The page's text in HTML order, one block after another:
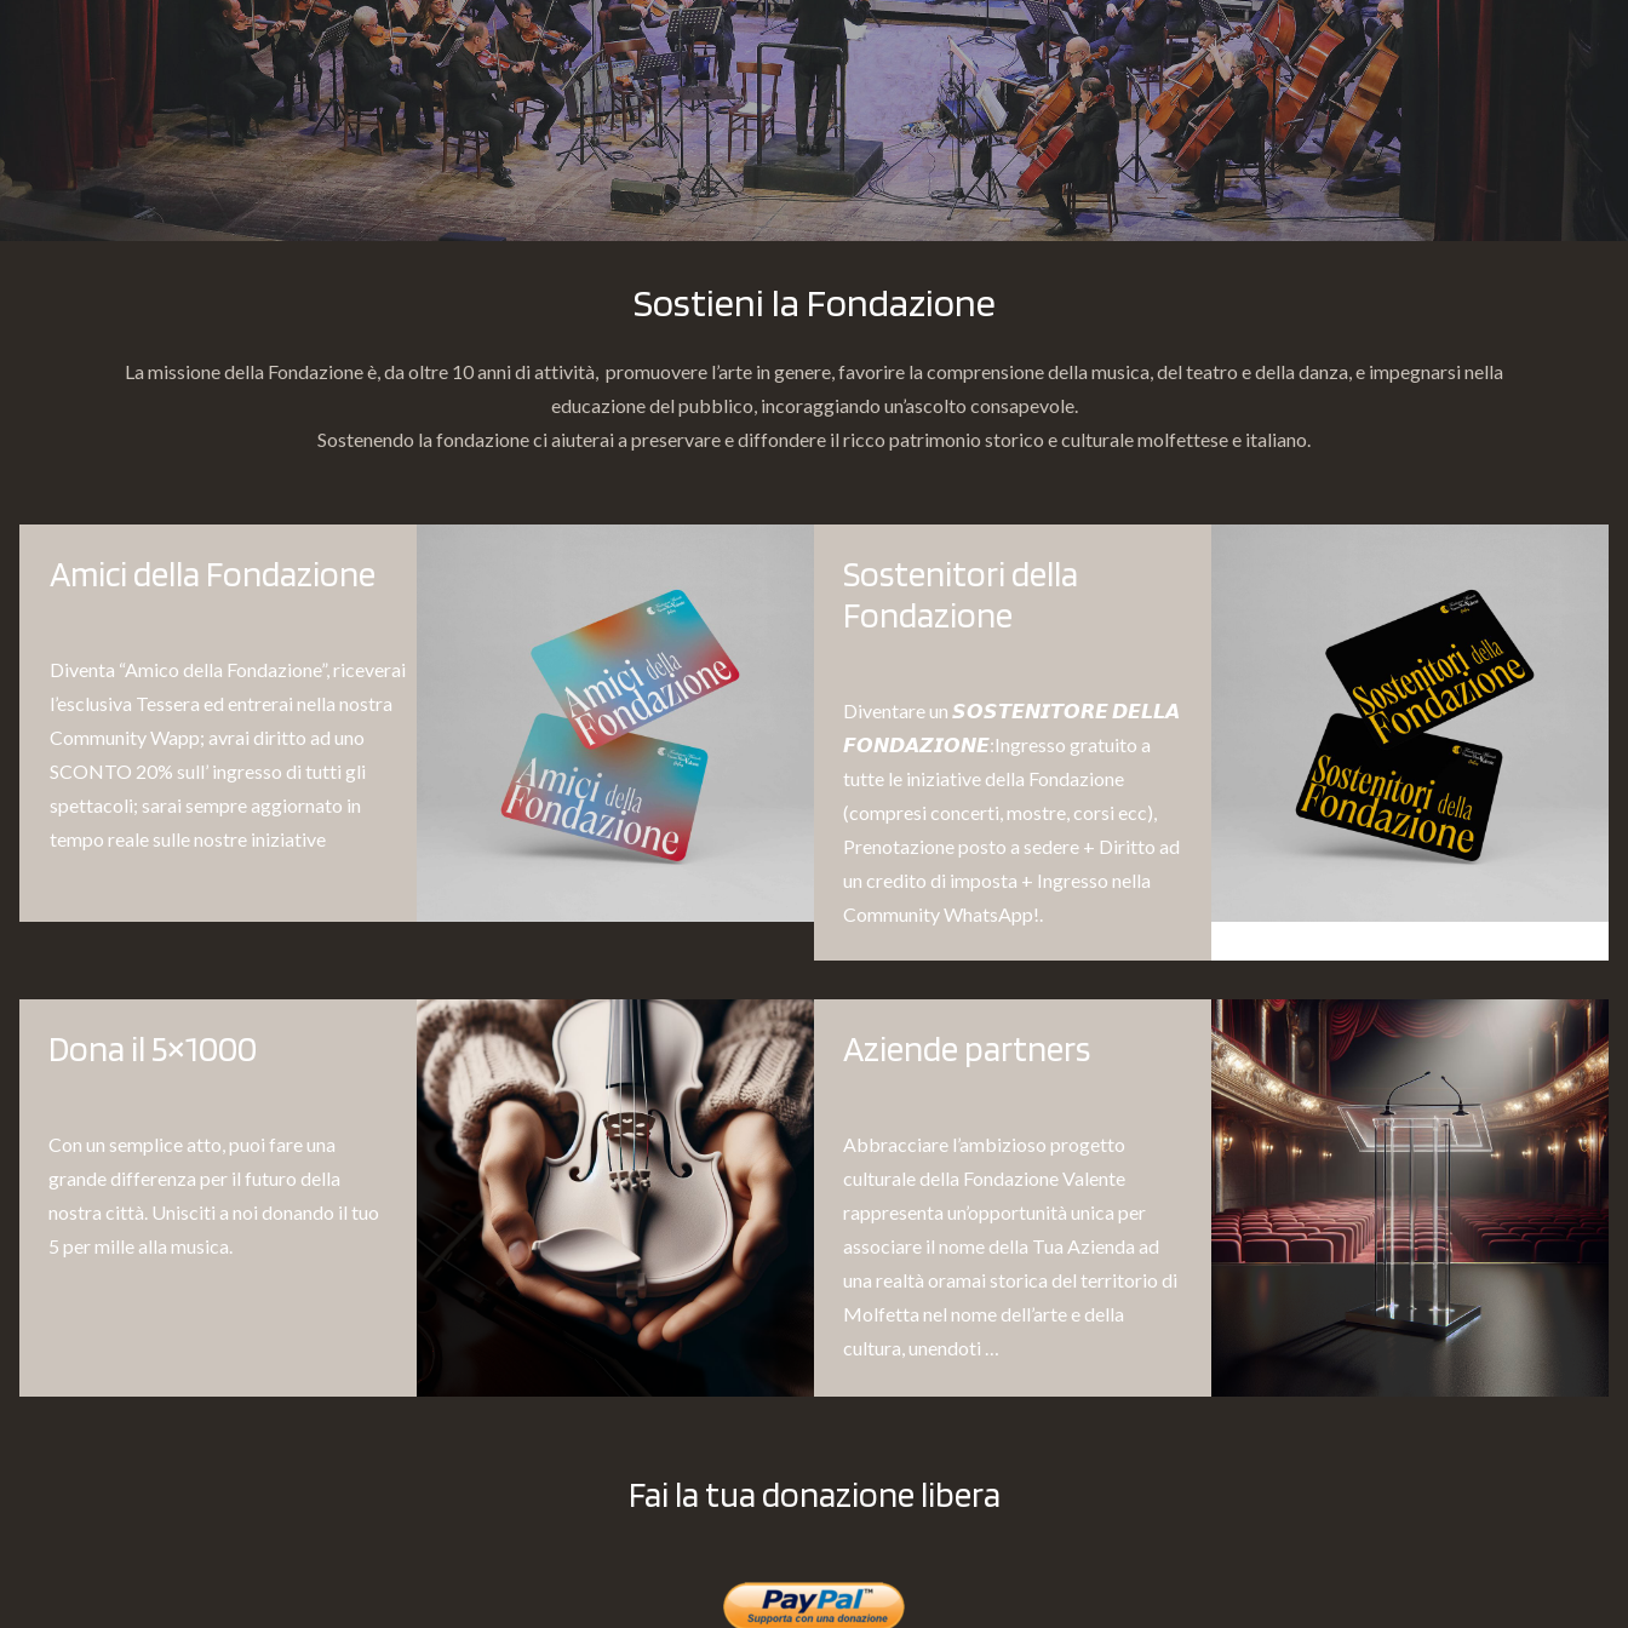
Sostieni la Fondazione
La missione della Fondazione è, da oltre 10 anni di attività, promuovere l’arte in genere, favorire la comprensione della musica, del teatro e della danza, e impegnarsi nella
educazione del pubblico, incoraggiando un’ascolto consapevole.
Sostenendo la fondazione ci aiuterai a preservare e diffondere il ricco patrimonio storico e culturale molfettese e italiano.
Amici della Fondazione
Diventa “Amico della Fondazione”, riceverai
l’esclusiva Tessera ed entrerai nella nostra
Community Wapp; avrai diritto ad uno
SCONTO 20% sull’ ingresso di tutti gli
spettacoli; sarai sempre aggiornato in
tempo reale sulle nostre iniziative
Sostenitori della
Fondazione
⁠Diventare un 𝙎𝙊𝙎𝙏𝙀𝙉𝙄𝙏𝙊𝙍𝙀 𝘿𝙀𝙇𝙇𝘼
𝙁𝙊𝙉𝘿𝘼𝙕𝙄𝙊𝙉𝙀:Ingresso gratuito a
tutte le iniziative della Fondazione
(compresi concerti, mostre, corsi ecc),
Prenotazione posto a sedere + Diritto ad
un credito di imposta + Ingresso nella
Community WhatsApp!.
Dona il 5×1000
Con un semplice atto, puoi fare una
grande differenza per il futuro della
nostra città. Unisciti a noi donando il tuo
5 per mille alla musica.
Aziende partners
Abbracciare l’ambizioso progetto
culturale della Fondazione Valente
rappresenta un’opportunità unica per
associare il nome della Tua Azienda ad
una realtà oramai storica del territorio di
Molfetta nel nome dell’arte e della
cultura, unendoti …
Fai la tua donazione libera